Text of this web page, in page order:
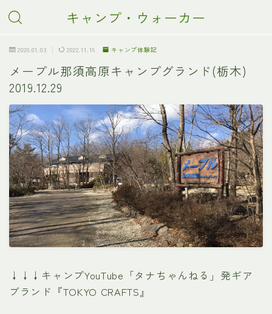
キャンプ・ウォーカー
2020.01.03 2022.11.16 キャンプ体験記
メープル那須高原キャンプグランド(栃木)
2019.12.29
↓↓↓キャンプYouTube「タナちゃんねる」発ギア
ブランド『TOKYO CRAFTS』